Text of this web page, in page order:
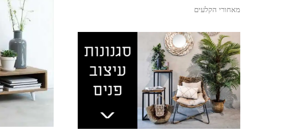
מאחורי הקלעים